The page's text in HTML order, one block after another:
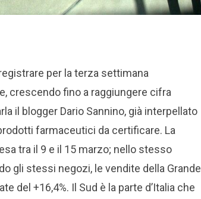
per la terza settimana
crescendo fino a raggiungere cifra
il blogger Dario Sannino, già interpellato
farmaceutici da certificare. La
tra il 9 e il 15 marzo; nello stesso
gli stessi negozi, le vendite della Grande
del +16,4%. Il Sud è la parte d’Italia che